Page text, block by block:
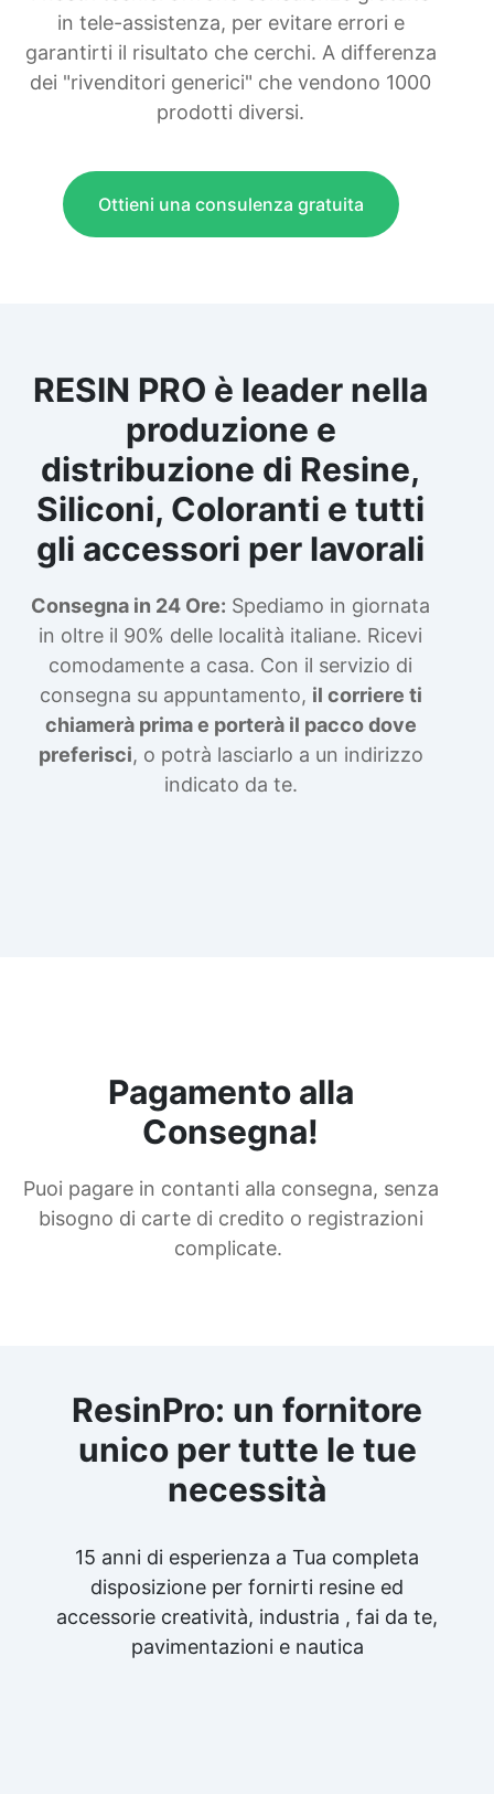
glicerina ottenuta da grassi animali.
Documenti di Sicurezza (SDS) Test
Dermatologico
in tele-assistenza, per evitare errori e
garantirti il risultato che cerchi. A differenza
dei "rivenditori generici" che vendono 1000
prodotti diversi.
Ottieni una consulenza gratuita
RESIN PRO è leader nella
produzione e
distribuzione di Resine,
Siliconi, Coloranti e tutti
gli accessori per lavorali
Consegna in 24 Ore: Spediamo in giornata
in oltre il 90% delle località italiane. Ricevi
comodamente a casa. Con il servizio di
consegna su appuntamento, il corriere ti
chiamerà prima e porterà il pacco dove
preferisci, o potrà lasciarlo a un indirizzo
indicato da te.
Pagamento alla
Consegna!
Puoi pagare in contanti alla consegna, senza
bisogno di carte di credito o registrazioni
complicate.
ResinPro: un fornitore
unico per tutte le tue
necessità
15 anni di esperienza a Tua completa
disposizione per fornirti resine ed
accessorie creatività, industria , fai da te,
pavimentazioni e nautica